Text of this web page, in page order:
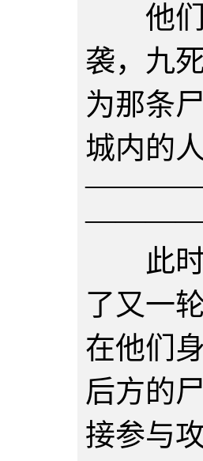
他们
袭，九
为那条
城内的
此时
了又一
在他们
后方的
接参与攻